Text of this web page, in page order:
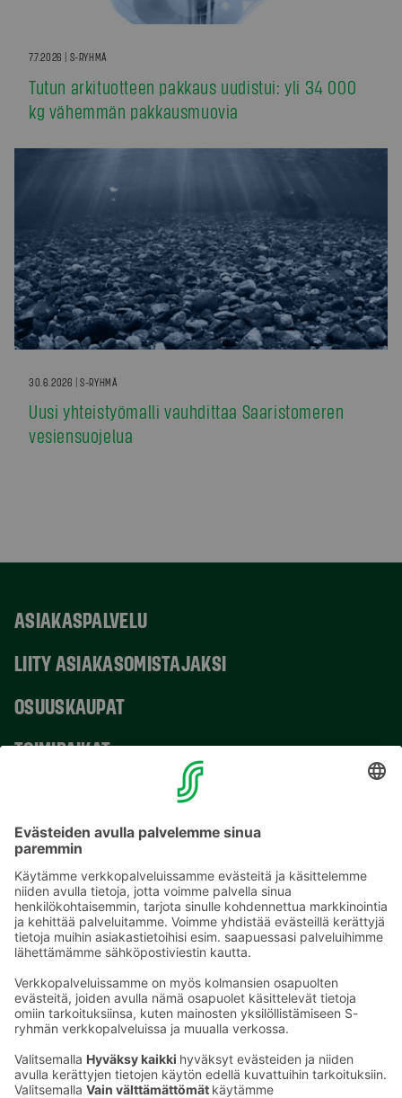
7.7.2026 | S-RYHMÄ
Tutun arkituotteen pakkaus uudistui: yli 34 000
kg vähemmän pakkausmuovia
30.6.2026 | S-RYHMÄ
Uusi yhteistyömalli vauhdittaa Saaristomeren
vesiensuojelua
ASIAKASPALVELU
LIITY ASIAKASOMISTAJAKSI
OSUUSKAUPAT
TOIMIPAIKAT
Sähköpostiosoitteet S-ryhmässä ovat muotoa
etunimi.sukunimi@sok.fi
Seuraa meitä: